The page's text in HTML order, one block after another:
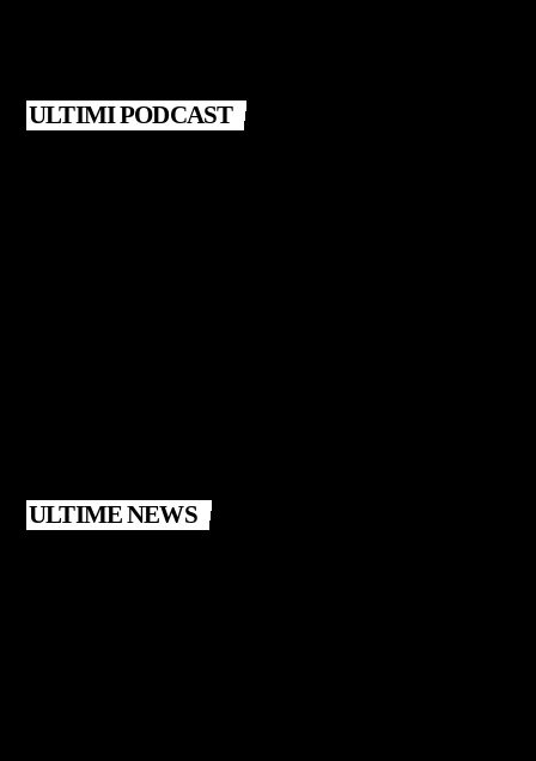
ULTIMI PODCAST
ULTIME NEWS